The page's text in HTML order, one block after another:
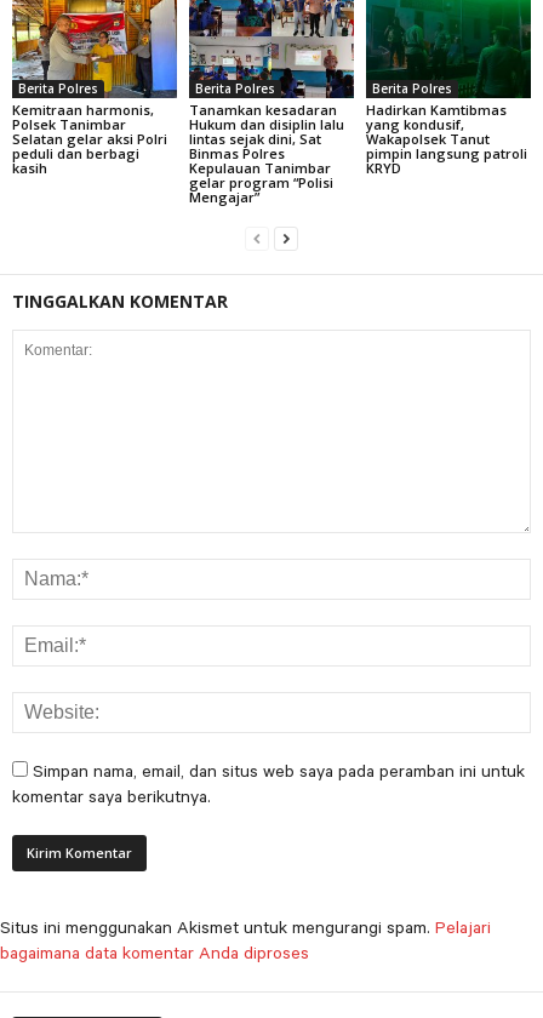
Berita Polres
Kemitraan harmonis,
Polsek Tanimbar
Selatan gelar aksi Polri
peduli dan berbagi
kasih
Berita Polres
Tanamkan kesadaran
Hukum dan disiplin lalu
lintas sejak dini, Sat
Binmas Polres
Kepulauan Tanimbar
gelar program “Polisi
Mengajar”
Berita Polres
Hadirkan Kamtibmas
yang kondusif,
Wakapolsek Tanut
pimpin langsung patroli
KRYD
TINGGALKAN KOMENTAR
Simpan nama, email, dan situs web saya pada peramban ini untuk
komentar saya berikutnya.
Situs ini menggunakan Akismet untuk mengurangi spam. Pelajari
bagaimana data komentar Anda diproses